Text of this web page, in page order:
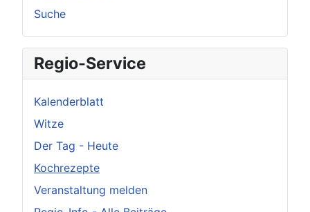
Suche
Regio-Service
Kalenderblatt
Witze
Der Tag - Heute
Kochrezepte
Veranstaltung melden